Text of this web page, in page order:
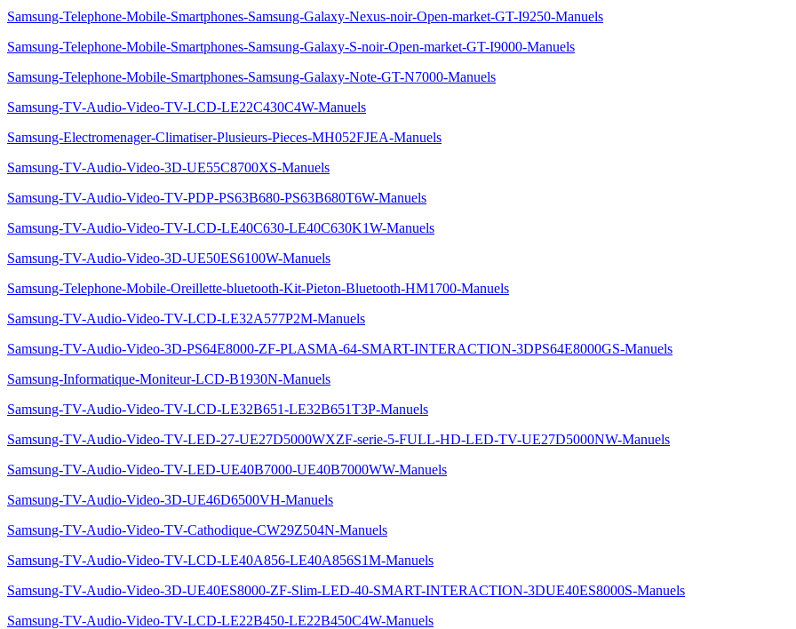
Samsung-Telephone-Mobile-Smartphones-Samsung-Galaxy-Nexus-noir-Open-market-GT-I9250-Manuels
Samsung-Telephone-Mobile-Smartphones-Samsung-Galaxy-S-noir-Open-market-GT-I9000-Manuels
Samsung-Telephone-Mobile-Smartphones-Samsung-Galaxy-Note-GT-N7000-Manuels
Samsung-TV-Audio-Video-TV-LCD-LE22C430C4W-Manuels
Samsung-Electromenager-Climatiser-Plusieurs-Pieces-MH052FJEA-Manuels
Samsung-TV-Audio-Video-3D-UE55C8700XS-Manuels
Samsung-TV-Audio-Video-TV-PDP-PS63B680-PS63B680T6W-Manuels
Samsung-TV-Audio-Video-TV-LCD-LE40C630-LE40C630K1W-Manuels
Samsung-TV-Audio-Video-3D-UE50ES6100W-Manuels
Samsung-Telephone-Mobile-Oreillette-bluetooth-Kit-Pieton-Bluetooth-HM1700-Manuels
Samsung-TV-Audio-Video-TV-LCD-LE32A577P2M-Manuels
Samsung-TV-Audio-Video-3D-PS64E8000-ZF-PLASMA-64-SMART-INTERACTION-3DPS64E8000GS-Manuels
Samsung-Informatique-Moniteur-LCD-B1930N-Manuels
Samsung-TV-Audio-Video-TV-LCD-LE32B651-LE32B651T3P-Manuels
Samsung-TV-Audio-Video-TV-LED-27-UE27D5000WXZF-serie-5-FULL-HD-LED-TV-UE27D5000NW-Manuels
Samsung-TV-Audio-Video-TV-LED-UE40B7000-UE40B7000WW-Manuels
Samsung-TV-Audio-Video-3D-UE46D6500VH-Manuels
Samsung-TV-Audio-Video-TV-Cathodique-CW29Z504N-Manuels
Samsung-TV-Audio-Video-TV-LCD-LE40A856-LE40A856S1M-Manuels
Samsung-TV-Audio-Video-3D-UE40ES8000-ZF-Slim-LED-40-SMART-INTERACTION-3DUE40ES8000S-Manuels
Samsung-TV-Audio-Video-TV-LCD-LE22B450-LE22B450C4W-Manuels